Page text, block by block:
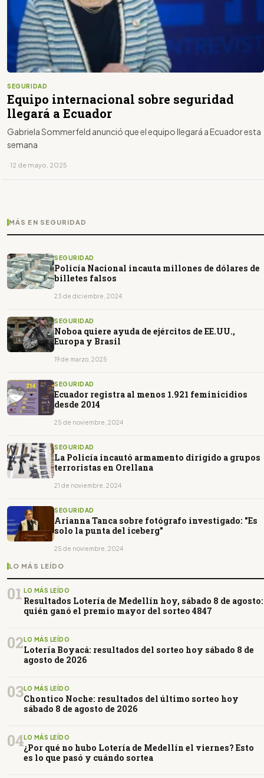
SEGURIDAD
Equipo internacional sobre seguridad
llegará a Ecuador
Gabriela Sommerfeld anunció que el equipo llegará a Ecuador esta
semana
· 12 de mayo, 2025
MÁS EN SEGURIDAD
SEGURIDAD
Policía Nacional incauta millones de dólares de
billetes falsos
23 de diciembre, 2024
SEGURIDAD
Noboa quiere ayuda de ejércitos de EE.UU.,
Europa y Brasil
19 de marzo, 2025
SEGURIDAD
Ecuador registra al menos 1.921 feminicidios
desde 2014
25 de noviembre, 2024
SEGURIDAD
La Policía incautó armamento dirigido a grupos
terroristas en Orellana
21 de noviembre, 2024
SEGURIDAD
Arianna Tanca sobre fotógrafo investigado: "Es
solo la punta del iceberg"
25 de noviembre, 2024
LO MÁS LEÍDO
01 LO MÁS LEÍDO
Resultados Lotería de Medellín hoy, sábado 8 de agosto:
quién ganó el premio mayor del sorteo 4847
02LO MÁS LEÍDO
Lotería Boyacá: resultados del sorteo hoy sábado 8 de
agosto de 2026
03LO MÁS LEÍDO
Chontico Noche: resultados del último sorteo hoy
sábado 8 de agosto de 2026
04LO MÁS LEÍDO
¿Por qué no hubo Lotería de Medellín el viernes? Esto
es lo que pasó y cuándo sortea